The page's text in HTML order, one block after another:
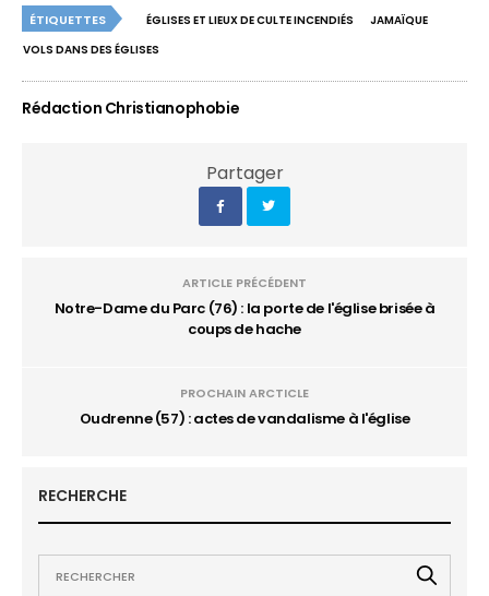
ÉTIQUETTES ÉGLISES ET LIEUX DE CULTE INCENDIÉS
JAMAÏQUE
VOLS DANS DES ÉGLISES
Rédaction Christianophobie
Partager
ARTICLE PRÉCÉDENT
Notre-Dame du Parc (76) : la porte de l'église brisée à
coups de hache
PROCHAIN ARCTICLE
Oudrenne (57) : actes de vandalisme à l'église
RECHERCHE